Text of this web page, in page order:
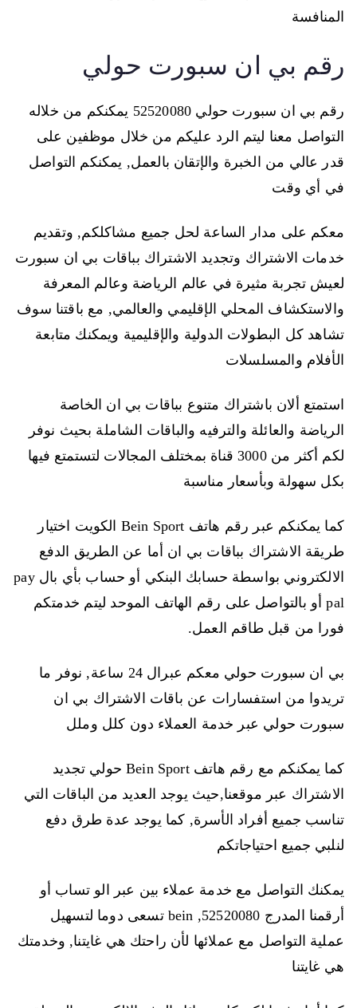
المنافسة
رقم بي ان سبورت حولي
رقم بي ان سبورت حولي 52520080 يمكنكم من خلاله
التواصل معنا ليتم الرد عليكم من خلال موظفين على
قدر عالي من الخبرة والإتقان بالعمل, يمكنكم التواصل
في أي وقت
معكم على مدار الساعة لحل جميع مشاكلكم, وتقديم
خدمات الاشتراك وتجديد الاشتراك بباقات بي ان سبورت
لعيش تجربة مثيرة في عالم الرياضة وعالم المعرفة
والاستكشاف المحلي الإقليمي والعالمي, مع باقتنا سوف
تشاهد كل البطولات الدولية والإقليمية ويمكنك متابعة
الأفلام والمسلسلات
استمتع ألان باشتراك متنوع بباقات بي ان الخاصة
الرياضة والعائلة والترفيه والباقات الشاملة بحيث نوفر
لكم أكثر من 3000 قناة بمختلف المجالات لتستمتع فيها
بكل سهولة وبأسعار مناسبة
كما يمكنكم عبر رقم هاتف Bein Sport الكويت اختيار
طريقة الاشتراك بباقات بي ان أما عن الطريق الدفع
الالكتروني بواسطة حسابك البنكي أو حساب بأي بال pay
pal أو بالتواصل على رقم الهاتف الموحد ليتم خدمتكم
فورا من قبل طاقم العمل.
بي ان سبورت حولي معكم عبرال 24 ساعة, نوفر ما
تريدوا من استفسارات عن باقات الاشتراك بي ان
سبورت حولي عبر خدمة العملاء دون كلل وملل
كما يمكنكم مع رقم هاتف Bein Sport حولي تجديد
الاشتراك عبر موقعنا,حيث يوجد العديد من الباقات التي
تناسب جميع أفراد الأسرة, كما يوجد عدة طرق دفع
لنلبي جميع احتياجاتكم
يمكنك التواصل مع خدمة عملاء بين عبر الو تساب أو
أرقمنا المدرج 52520080, bein تسعى دوما لتسهيل
عملية التواصل مع عملائها لأن راحتك هي غايتنا, وخدمتك
هي غايتنا